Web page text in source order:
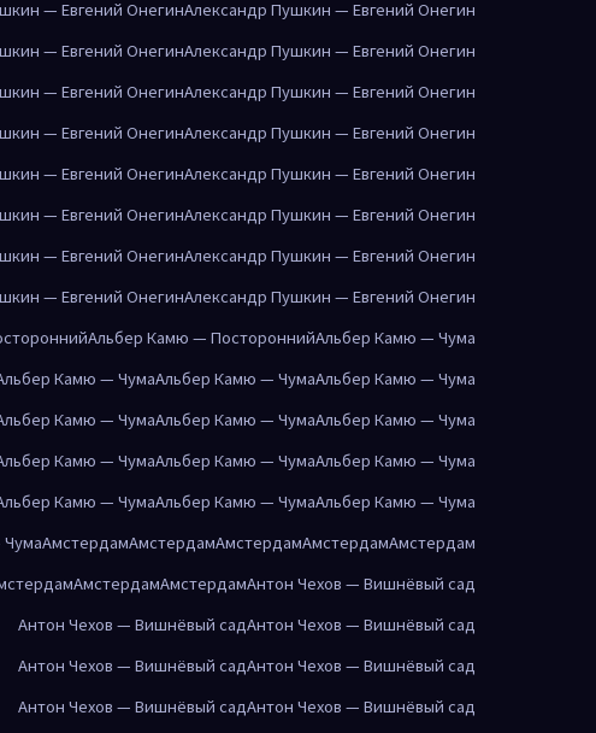
— Евгений ОнегинАлександр Пушкин — Евгений Онегин
— Евгений ОнегинАлександр Пушкин — Евгений Онегин
— Евгений ОнегинАлександр Пушкин — Евгений Онегин
— Евгений ОнегинАлександр Пушкин — Евгений Онегин
— Евгений ОнегинАлександр Пушкин — Евгений Онегин
— Евгений ОнегинАлександр Пушкин — Евгений Онегин
— Евгений ОнегинАлександр Пушкин — Евгений Онегин
— Евгений ОнегинАлександр Пушкин — Евгений Онегин
Альбер Камю — ПостороннийАльбер Камю — Чума
Камю — ЧумаАльбер Камю — ЧумаАльбер Камю — Чума
Камю — ЧумаАльбер Камю — ЧумаАльбер Камю — Чума
Камю — ЧумаАльбер Камю — ЧумаАльбер Камю — Чума
Камю — ЧумаАльбер Камю — ЧумаАльбер Камю — Чума
АмстердамАмстердамАмстердамАмстердамАмстердам
АмстердамАмстердамАнтон Чехов — Вишнёвый сад
Антон Чехов — Вишнёвый садАнтон Чехов — Вишнёвый сад
Антон Чехов — Вишнёвый садАнтон Чехов — Вишнёвый сад
Антон Чехов — Вишнёвый садАнтон Чехов — Вишнёвый сад